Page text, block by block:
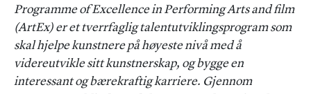
Programme of Excellence in Performing Arts and film
(ArtEx) er et tverrfaglig talentutviklingsprogram som
skal hjelpe kunstnere på høyeste nivå med å
videreutvikle sitt kunstnerskap, og bygge en
interessant og bærekraftig karriere. Gjennom